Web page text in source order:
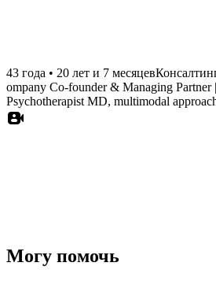
43 года • 20 лет и 7 месяцев
ompany Co-founder & Managing Partner
Psychotherapist MD, multimodal
Могу помочь